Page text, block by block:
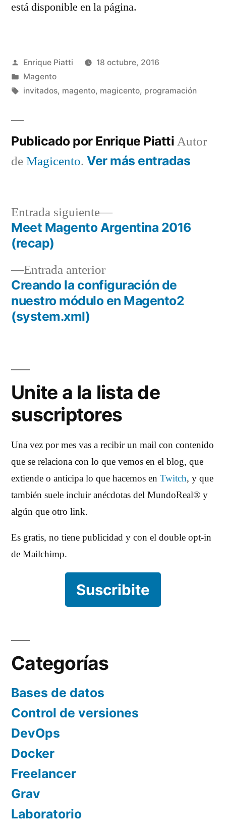
está disponible en la página.
Publicado
por
Enrique Piatti
18 octubre, 2016
Publicado
en
Magento
Etiquetas:
invitados, magento, magicento, programación
Publicado por Enrique Piatti Autor
deMagicento. Ver más entradas
Navegación
entradas
Entrada anteriorEntrada
anterior:
Creando la configuración de
nuestro módulo en Magento2
(system.xml)
Entrada siguiente
Entrada
siguiente:
Meet Magento Argentina 2016
(recap)
Unite a la lista de
suscriptores
Una vez por mes vas a recibir un mail con contenido
que se relaciona con lo que vemos en el blog, que
extiende o anticipa lo que hacemos en Twitch, y que
también suele incluir anécdotas del MundoReal® y
algún que otro link.
Es gratis, no tiene publicidad y con el double opt-in
de Mailchimp.
Suscribite
Categorías
Bases de datos
Control de versiones
DevOps
Docker
Freelancer
Grav
Laboratorio